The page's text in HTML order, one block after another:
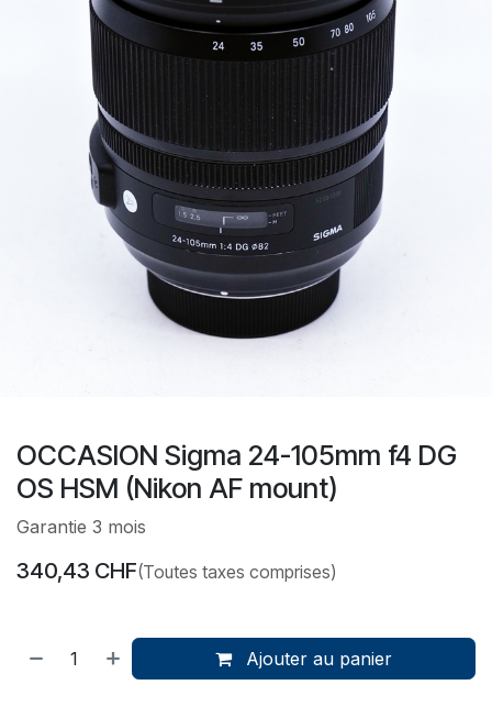
OCCASION Sigma 24-105mm f4 DG
OS HSM (Nikon AF mount)
Garantie 3 mois
340,43 CHF(Toutes taxes comprises)
Ajouter au panier